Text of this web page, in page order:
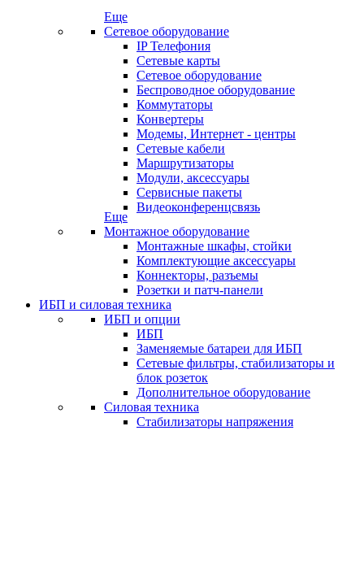
Еще
Сетевое оборудование
IP Телефония
Сетевые карты
Сетевое оборудование
Беспроводное оборудование
Коммутаторы
Конвертеры
Модемы, Интернет - центры
Сетевые кабели
Маршрутизаторы
Модули, аксессуары
Сервисные пакеты
Видеоконференцсвязь
Еще
Монтажное оборудование
Монтажные шкафы, стойки
Комплектующие аксессуары
Коннекторы, разъемы
Розетки и патч-панели
ИБП и силовая техника
ИБП и опции
ИБП
Заменяемые батареи для ИБП
Сетевые фильтры, стабилизаторы и
блок розеток
Дополнительное оборудование
Силовая техника
Стабилизаторы напряжения